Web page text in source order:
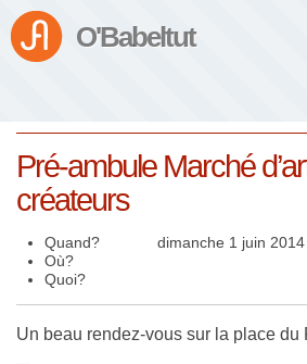
O'Babeltut
Pré-ambule Marché
créateurs
Quand?
dimanche 1 juin 2014
Où?
Quoi?
Un beau rendez-vous sur la place du